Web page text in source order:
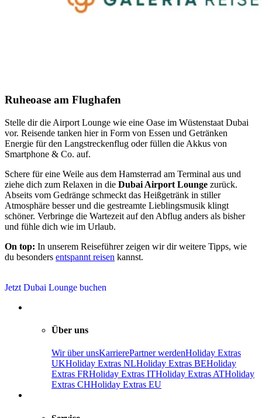
Ruheoase am Flughafen
Stelle dir die Airport Lounge wie eine Oase im Wüstenstaat Dubai
vor. Reisende tanken hier in Form von Essen und Getränken
Energie für den Langstreckenflug oder füllen die Akkus von
Smartphone & Co. auf.
Schere für eine Weile aus dem Hamsterrad am Terminal aus und
ziehe dich zum Relaxen in die Dubai Airport Lounge zurück.
Abseits vom Gedränge schmeckt das Heißgetränk in stiller
Atmosphäre besser und die gestreamte Lieblingsmusik klingt
schöner. Verbringe die Wartezeit auf den Abflug anders als bisher
und fühle dich wie im Urlaub.
On top: In unserem Reiseführer zeigen wir dir weitere Tipps, wie
du besonders entspannt reisen kannst.
Jetzt Dubai Lounge buchen
Über uns
Wir über unsKarrierePartner werdenHoliday Extras
UKHoliday Extras NLHoliday Extras BEHoliday
Extras FRHoliday Extras ITHoliday Extras ATHoliday
Extras CHHoliday Extras EU